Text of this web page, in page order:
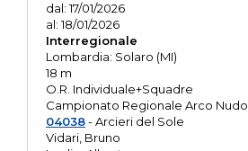
dal: 17/01/2026
al: 18/01/2026
Interregionale
Lombardia: Solaro (MI)
18 m
O.R. Individuale+Squadre
Campionato Regionale Arco Nudo
04038- Arcieri del Sole
Vidari, Bruno